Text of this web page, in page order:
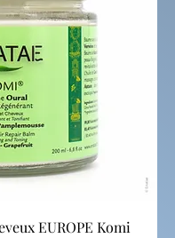
EUROPE Komi